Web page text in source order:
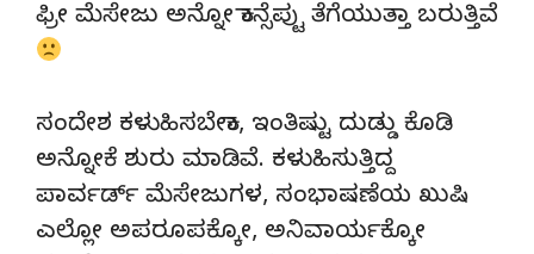
ಫ್ರೀ ಮೆಸೇಜು ಅನ್ನೋ ಕಾನ್ಸೆಪ್ಟು ತೆಗೆಯುತ್ತಾ ಬರುತ್ತಿವೆ
ಸಂದೇಶ ಕಳುಹಿಸಬೇಕಾ, ಇಂತಿಷ್ಟು ದುಡ್ಡು ಕೊಡಿ
ಅನ್ನೋಕೆ ಶುರು ಮಾಡಿವೆ. ಕಳುಹಿಸುತ್ತಿದ್ದ
ಪಾರ್ವರ್ಡ್ ಮೆಸೇಜುಗಳ, ಸಂಭಾಷಣೆಯ ಖುಷಿ
ಎಲ್ಲೋ ಅಪರೂಪಕ್ಕೋ, ಅನಿವಾರ್ಯಕ್ಕೋ